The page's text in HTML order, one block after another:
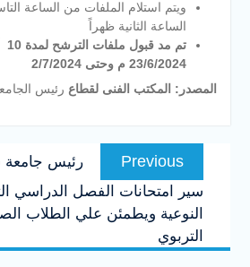
ويتم استلام الملفات من الساعة
الساعة الثانية ظهراً
تم مد قبول ملفات الترشح لمدة 10
23/6/2024م وحتى 2/7/2024
المصدر : المكتب الفنى لقطاع رئيس
تصفّح
المقالاتPrevious
post:
رئيس جامعة
سير امتحانات الفصل الدراسي
النوعية ويطمئن علي الطلاب
التربوي